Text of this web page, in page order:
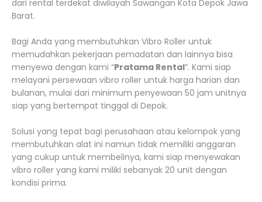
dari rental terdekat diwilayah Sawangan Kota Depok Jawa
Barat.
Bagi Anda yang membutuhkan Vibro Roller untuk
memudahkan pekerjaan pemadatan dan lainnya bisa
menyewa dengan kami “Pratama Rental”. Kami siap
melayani persewaan vibro roller untuk harga harian dan
bulanan, mulai dari minimum penyewaan 50 jam unitnya
siap yang bertempat tinggal di Depok.
Solusi yang tepat bagi perusahaan atau kelompok yang
membutuhkan alat ini namun tidak memiliki anggaran
yang cukup untuk membelinya, kami siap menyewakan
vibro roller yang kami miliki sebanyak 20 unit dengan
kondisi prima.